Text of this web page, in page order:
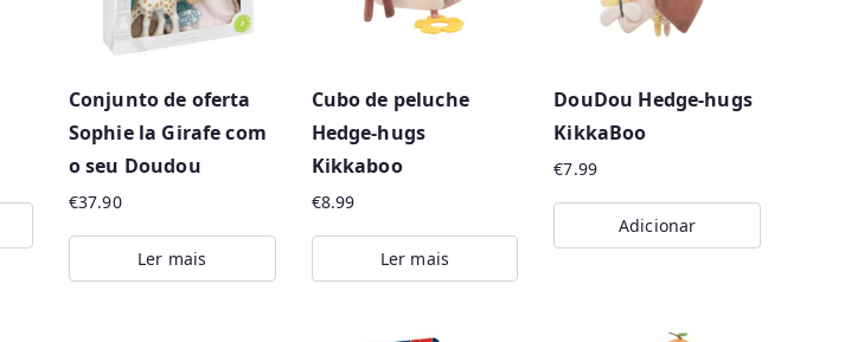
t
e
options
be
chosen
on
the
product
Conjunto de oferta
Sophie la Girafe com
o seu Doudou
€37.90
Ler mais
Cubo de peluche
Hedge-hugs
Kikkaboo
€8.99
Ler mais
DouDou Hedge-hugs
KikkaBoo
€7.99
Adicionar